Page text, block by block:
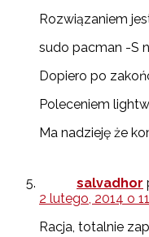
Rozwiązaniem
sudo pacman -S
Dopiero po
Poleceniem
Ma nadzieję że
salvadhor
2 lutego, 2014 o
Racja, totalnie